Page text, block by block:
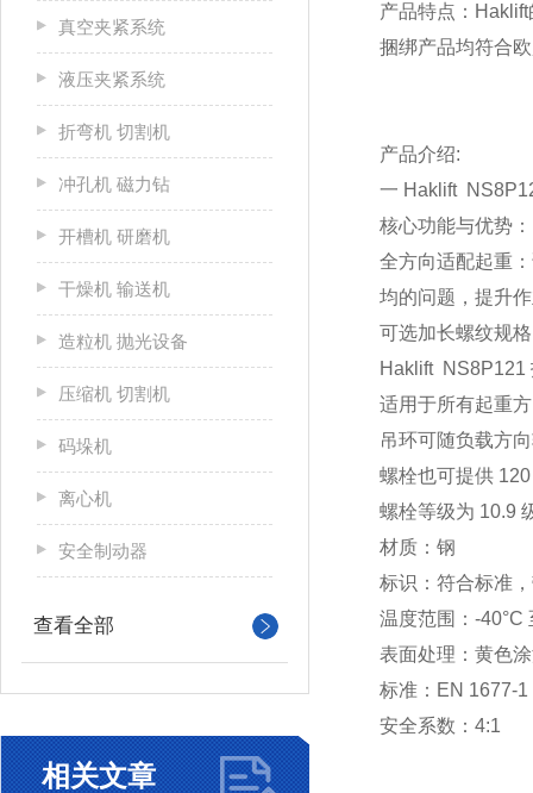
真空夹紧系统
液压夹紧系统
折弯机 切割机
冲孔机 磁力钻
开槽机 研磨机
干燥机 输送机
造粒机 抛光设备
压缩机 切割机
码垛机
离心机
安全制动器
查看全部
相关文章
产品特点：
捆绑产品均符合
产品介绍:
一 Haklift
核心功能与优势：
全方向适配起重
均的问题，提升
可选加长螺纹规
Haklift NS8P121
适用于所有起重
吊环可随负载方
螺栓也可提供
螺栓等级为 10.9
材质：钢
标识：符合标准
温度范围：-40°C
表面处理：黄色
标准：EN 1677-1
安全系数：4:1